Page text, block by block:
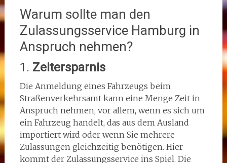
Warum sollte man den
Zulassungsservice Hamburg in
Anspruch nehmen?
1. Zeitersparnis
Die Anmeldung eines Fahrzeugs beim
Straßenverkehrsamt kann eine Menge Zeit in
Anspruch nehmen, vor allem, wenn es sich um
ein Fahrzeug handelt, das aus dem Ausland
importiert wird oder wenn Sie mehrere
Zulassungen gleichzeitig benötigen. Hier
kommt der Zulassungsservice ins Spiel. Die